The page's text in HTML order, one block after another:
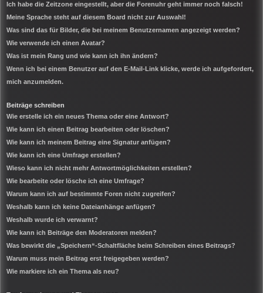
Ich habe die Zeitzone eingestellt, aber die Forenuhr geht immer noch falsch!
Meine Sprache steht auf diesem Board nicht zur Auswahl!
Was sind das für Bilder, die bei meinem Benutzernamen angezeigt werden?
Wie verwende ich einen Avatar?
Was ist mein Rang und wie kann ich ihn ändern?
Wenn ich bei einem Benutzer auf den E-Mail-Link klicke, werde ich aufgefordert,
mich anzumelden.
Beiträge schreiben
Wie erstelle ich ein neues Thema oder eine Antwort?
Wie kann ich einen Beitrag bearbeiten oder löschen?
Wie kann ich meinem Beitrag eine Signatur anfügen?
Wie kann ich eine Umfrage erstellen?
Wieso kann ich nicht mehr Antwortmöglichkeiten erstellen?
Wie bearbeite oder lösche ich eine Umfrage?
Warum kann ich auf bestimmte Foren nicht zugreifen?
Weshalb kann ich keine Dateianhänge anfügen?
Weshalb wurde ich verwarnt?
Wie kann ich Beiträge den Moderatoren melden?
Was bewirkt die „Speichern“-Schaltfläche beim Schreiben eines Beitrags?
Warum muss mein Beitrag erst freigegeben werden?
Wie markiere ich ein Thema als neu?